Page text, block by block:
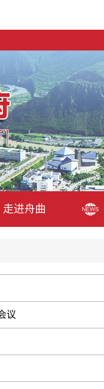
走进舟曲
议